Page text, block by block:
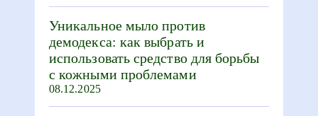
Уникальное мыло против
демодекса: как выбрать и
использовать средство для борьбы
с кожными проблемами
08.12.2025